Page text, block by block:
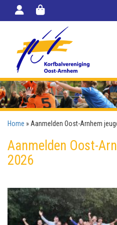
Home » Aanmelden Oost-Arnhem
Aanmelden Oost-
2026